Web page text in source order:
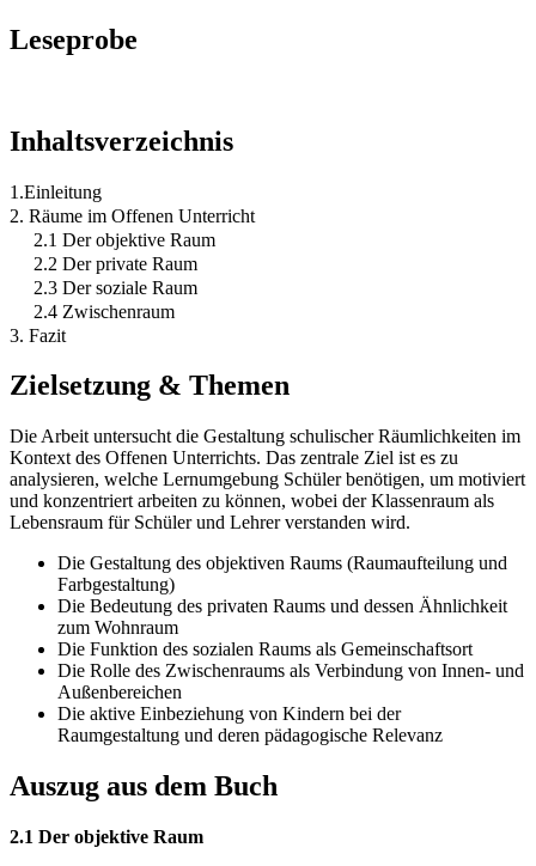
Leseprobe
Inhaltsverzeichnis
1.Einleitung
2. Räume im Offenen Unterricht
2.1 Der objektive Raum
2.2 Der private Raum
2.3 Der soziale Raum
2.4 Zwischenraum
3. Fazit
Zielsetzung & Themen
Die Arbeit untersucht die Gestaltung schulischer Räumlichkeiten im
Kontext des Offenen Unterrichts. Das zentrale Ziel ist es zu
analysieren, welche Lernumgebung Schüler benötigen, um motiviert
und konzentriert arbeiten zu können, wobei der Klassenraum als
Lebensraum für Schüler und Lehrer verstanden wird.
Die Gestaltung des objektiven Raums (Raumaufteilung und
Farbgestaltung)
Die Bedeutung des privaten Raums und dessen Ähnlichkeit
zum Wohnraum
Die Funktion des sozialen Raums als Gemeinschaftsort
Die Rolle des Zwischenraums als Verbindung von Innen- und
Außenbereichen
Die aktive Einbeziehung von Kindern bei der
Raumgestaltung und deren pädagogische Relevanz
Auszug aus dem Buch
2.1 Der objektive Raum